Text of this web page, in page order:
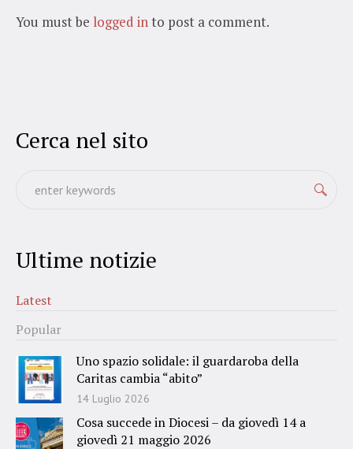
You must be logged into post a comment.
Cerca nel sito
Ultime notizie
Latest
Popular
Uno spazio solidale: il guardaroba della
Caritas cambia “abito”
14 Luglio 2026
Cosa succede in Diocesi – da giovedì 14 a
giovedì 21 maggio 2026